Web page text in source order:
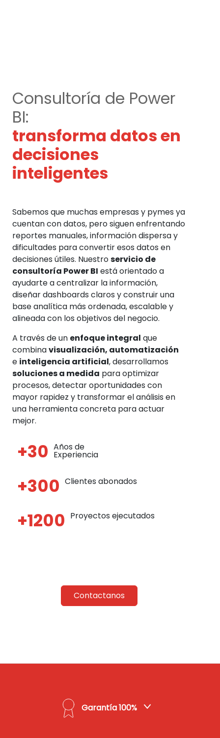
Consultoría de Power
BI:
transforma datos en
decisiones
inteligentes
Sabemos que muchas empresas y pymes ya
cuentan con datos, pero siguen enfrentando
reportes manuales, información dispersa y
dificultades para convertir esos datos en
decisiones útiles. Nuestroservicio de
consultoría Power BI está orientado a
ayudarte a centralizar la información,
diseñar dashboards claros y construir una
base analítica más ordenada, escalable y
alineada con los objetivos del negocio.
A través de un enfoque integral que
combinavisualización, automatización
e inteligencia artificial, desarrollamos
soluciones a medida para optimizar
procesos, detectar oportunidades con
mayor rapidez y transformar el análisis en
una herramienta concreta para actuar
mejor.
+30 Años de
Experiencia
+300 Clientes abonados
+1200 Proyectos ejecutados
Contactanos
Garantía 100%